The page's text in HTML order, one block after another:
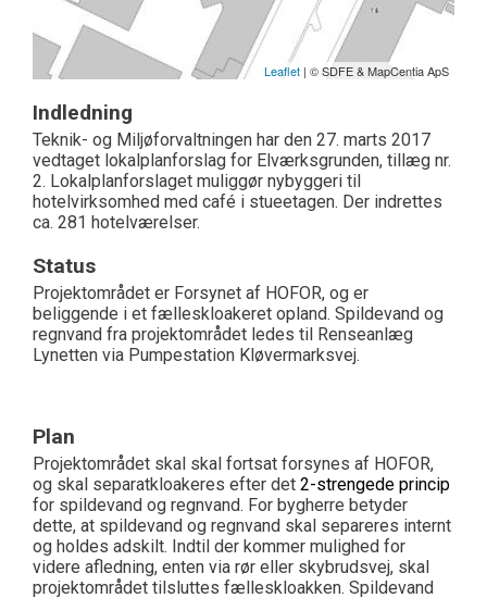
Leaflet | © SDFE & MapCentia ApS
Indledning
Teknik- og Miljøforvaltningen har den 27. marts 2017
vedtaget lokalplanforslag for Elværksgrunden, tillæg nr.
2. Lokalplanforslaget muliggør nybyggeri til
hotelvirksomhed med café i stueetagen. Der indrettes
ca. 281 hotelværelser.
Status
Projektområdet er Forsynet af HOFOR, og er
beliggende i et fælleskloakeret opland. Spildevand og
regnvand fra projektområdet ledes til Renseanlæg
Lynetten via Pumpestation Kløvermarksvej.
Plan
Projektområdet skal skal fortsat forsynes af HOFOR,
og skal separatkloakeres efter det 2-strengede princip
for spildevand og regnvand. For bygherre betyder
dette, at spildevand og regnvand skal separeres internt
og holdes adskilt. Indtil der kommer mulighed for
videre afledning, enten via rør eller skybrudsvej, skal
projektområdet tilsluttes fælleskloakken. Spildevand